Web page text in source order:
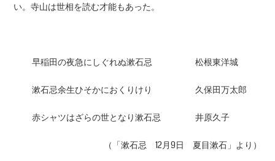
い。寺山は世相を読む才能もあった。
早稲田の夜急にしぐれぬ漱石忌 松根東洋城
漱石忌余生ひそかにおくりけり 久保田万太郎
赤シャツはざらの世となり漱石忌 井原久子
（「漱石忌 12月9日 夏目漱石」より）